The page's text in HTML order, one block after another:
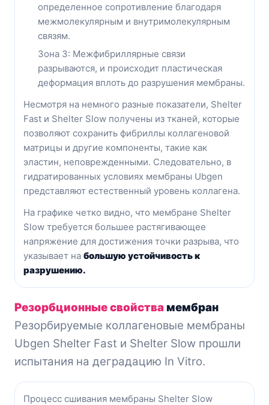
определенное сопротивление благодаря
межмолекулярным и внутримолекулярным
связям.
Зона 3: Межфибриллярные связи
разрываются, и происходит пластическая
деформация вплоть до разрушения мембраны.
Несмотря на немного разные показатели, Shelter
Fast и Shelter Slow получены из тканей, которые
позволяют сохранить фибриллы коллагеновой
матрицы и другие компоненты, такие как
эластин, неповрежденными. Следовательно, в
гидратированных условиях мембраны Ubgen
представляют естественный уровень коллагена.
На графике четко видно, что мембране Shelter
Slow требуется большее растягивающее
напряжение для достижения точки разрыва, что
указывает на большую устойчивость к
разрушению.
Резорбционные свойства мембран
Резорбируемые коллагеновые мембраны
Ubgen Shelter Fast и Shelter Slow прошли
испытания на деградацию In Vitro.
Процесс сшивания мембраны Shelter Slow